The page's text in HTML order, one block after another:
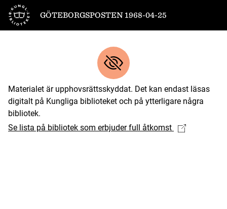
Till startsidan
GÖTEBORGSPOSTEN 1968-04-25
Materialet är upphovsrättsskyddat. Det kan endast läsas
digitalt på Kungliga biblioteket och på ytterligare några
bibliotek.
Se lista på bibliotek som erbjuder full åtkomst